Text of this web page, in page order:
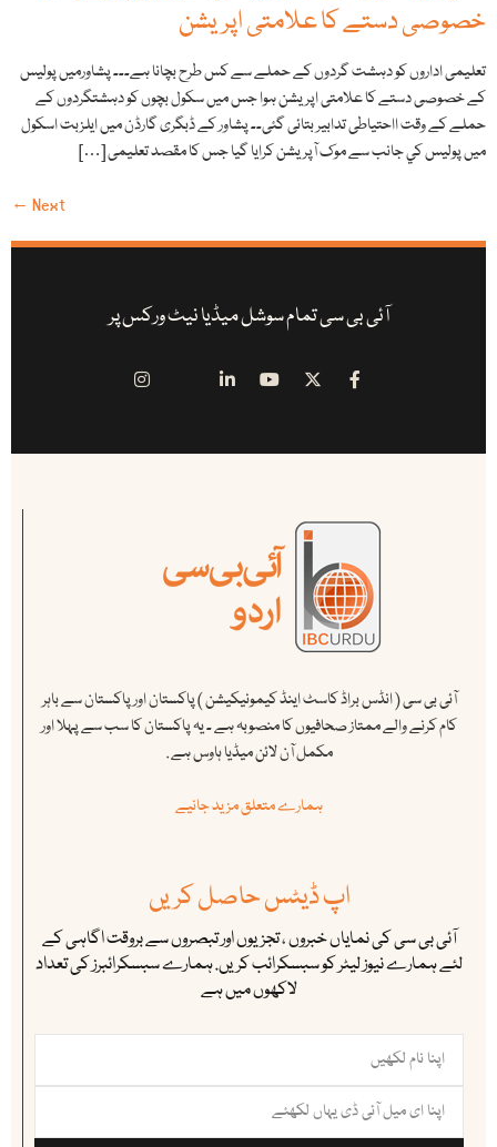
خصوصی دستے کا علامتی اپريشن
تعليمی اداروں کو دہشت گردوں کے حملے سے کس طرح بچانا ہے۔۔۔ پشاورميں پوليس
کے خصوصی دستے کا علامتی اپريشن ہوا جس ميں سکول بچوں کو دہشتگردوں کے
حملے کے وقت ااحتياطی تدابير بتائی گئی۔۔ پشاور کے ڈبگری گارڈن ميں ايلزبت اسکول
ميں پوليس کي جانب سے موک آپريشن کرايا گيا جس کا مقصد تعليمی […]
Next
←
آئی بی سی تمام سوشل میڈیا نیٹ ورکس پر
آئی بی سی ( انڈس براڈ کاسٹ اینڈ کیمونیکیشن ) پاکستان اور پاکستان سے باہر
کام کرنے والے ممتاز صحافیوں کا منصوبہ ہے ۔ یہ پاکستان کا سب سے پہلا اور
مکمل آن لائن میڈیا ہاوس ہے .
ہمارے متعلق مزید جانیے
اپ ڈیٹس حاصل کریں
آئی بی سی کی نمایاں خبروں ، تجزیوں اور تبصروں سے بروقت اگاہی کے
لئے ہمارے نیوز لیٹر کو سبسکرائب کریں. ہمارے سبسکرائبرز کی تعداد
لاکھوں میں ہے